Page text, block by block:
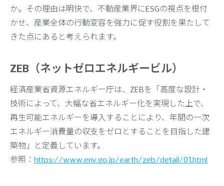
か。その理由は明快で、不動産業界にESGの視点を根付
かせ、産業全体の行動変容を強力に促す役割を果たして
きた点にあると考えられます。
ZEB（ネットゼロエネルギービル）
経済産業省資源エネルギー庁は、ZEBを「高度な設計・
技術によって、大幅な省エネルギー化を実現した上で、
再生可能エネルギーを導入することにより、年間の一次
エネルギー消費量の収支をゼロとすることを目指した建
築物」と定義しています。
参照： https://www.env.go.jp/earth/zeb/detail/01.html